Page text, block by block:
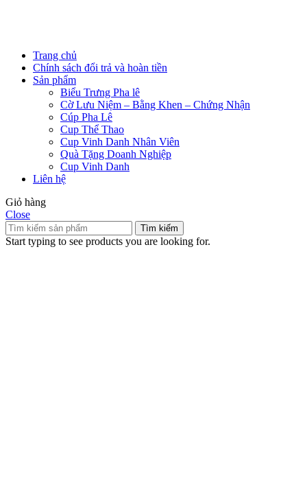
Trang chủ
Chính sách đổi trả và hoàn tiền
Sản phẩm
Biểu Trưng Pha lê
Cờ Lưu Niệm – Bằng Khen – Chứng Nhận
Cúp Pha Lê
Cup Thể Thao
Cup Vinh Danh Nhân Viên
Quà Tặng Doanh Nghiệp
Cup Vinh Danh
Liên hệ
Giỏ hàng
Close
Tìm kiếm
Start typing to see products you are looking for.